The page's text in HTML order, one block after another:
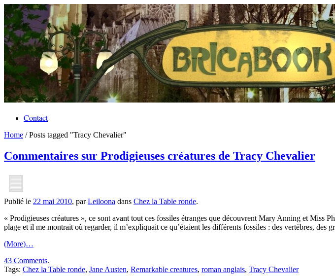
Contact
Home /Posts tagged "Tracy Chevalier"
Commentaires sur Prodigieuses créatures de Tracy Chevalier
Publié le 22 mai 2010, parLeiloona dans Chez la Table ronde.
« Prodigieuses créatures », ce sont avant tout ces fossiles étranges que découvrent Mary Anning et Miss
plage et il me montrait où regarder, il m’expliquait ce qu’étaient les différents fossiles : des vertèbres, des
(More)…
43 Comments.
Tags: Chez la Table ronde, Jane Austen, Remarkable creatures, roman anglais, Tracy Chevalier